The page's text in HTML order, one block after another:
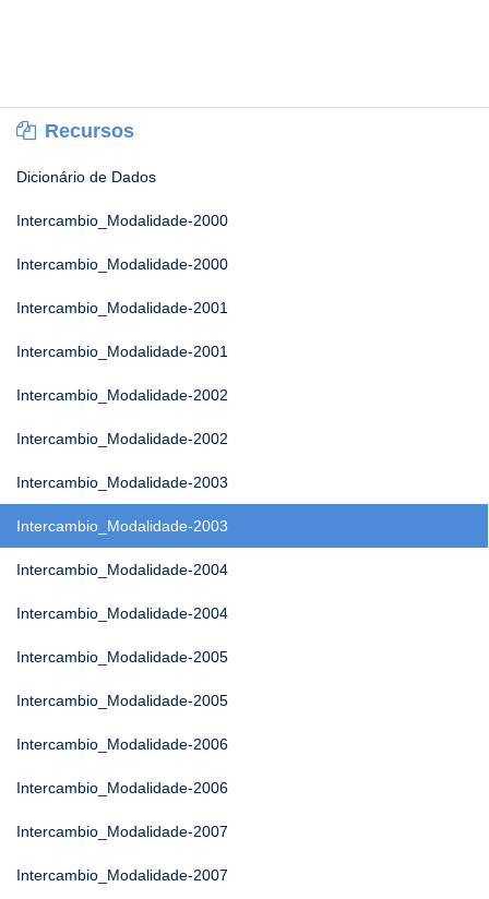
Recursos
Dicionário de Dados
Intercambio_Modalidade-2000
Intercambio_Modalidade-2000
Intercambio_Modalidade-2001
Intercambio_Modalidade-2001
Intercambio_Modalidade-2002
Intercambio_Modalidade-2002
Intercambio_Modalidade-2003
Intercambio_Modalidade-2003
Intercambio_Modalidade-2004
Intercambio_Modalidade-2004
Intercambio_Modalidade-2005
Intercambio_Modalidade-2005
Intercambio_Modalidade-2006
Intercambio_Modalidade-2006
Intercambio_Modalidade-2007
Intercambio_Modalidade-2007